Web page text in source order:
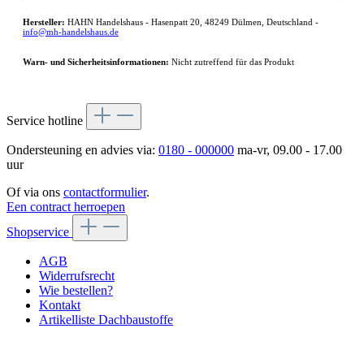
Hersteller: HAHN Handelshaus - Hasenpatt 20, 48249 Dülmen, Deutschland -
info@mh-handelshaus.de
Warn- und Sicherheitsinformationen: Nicht zutreffend für das Produkt
Service hotline
Ondersteuning en advies via: 0180 - 000000 ma-vr, 09.00 - 17.00
uur
Of via ons contactformulier.
Een contract herroepen
Shopservice
AGB
Widerrufsrecht
Wie bestellen?
Kontakt
Artikelliste Dachbaustoffe